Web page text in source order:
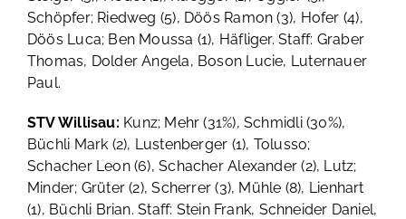
Schöpfer; Riedweg (5), Döös Ramon (3), Hofer (4),
Döös Luca; Ben Moussa (1), Häfliger.Staff: Graber
Thomas, Dolder Angela, Boson Lucie, Luternauer
Paul.
STV Willisau: Kunz; Mehr (31%), Schmidli (30%),
Büchli Mark (2), Lustenberger (1), Tolusso;
Schacher Leon (6), Schacher Alexander (2), Lutz;
Minder; Grüter (2), Scherrer (3), Mühle (8), Lienhart
(1), Büchli Brian.Staff: Stein Frank, Schneider Daniel,